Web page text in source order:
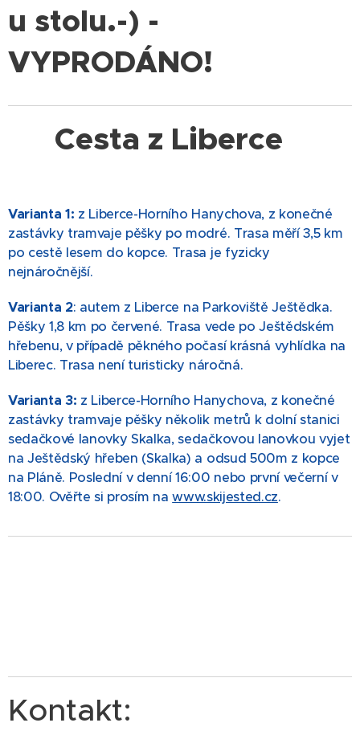
u stolu.-) -
VYPRODÁNO!
Cesta z Liberce
Varianta 1: z Liberce-Horního Hanychova, z konečné
zastávky tramvaje pěšky po modré. Trasa měří 3,5 km
po cestě lesem do kopce. Trasa je fyzicky
nejnáročnější.
Varianta 2: autem z Liberce na Parkoviště Ještědka.
Pěšky 1,8 km po červené. Trasa vede po Ještědském
hřebenu, v případě pěkného počasí krásná vyhlídka na
Liberec. Trasa není turisticky náročná.
Varianta 3: z Liberce-Horního Hanychova, z konečné
zastávky tramvaje pěšky několik metrů k dolní stanici
sedačkové lanovky Skalka, sedačkovou lanovkou vyjet
na Ještědský hřeben (Skalka) a odsud 500m z kopce
na Pláně. Poslední v denní 16:00 nebo první večerní v
18:00. Ověřte si prosím nawww.skijested.cz.
Kontakt: